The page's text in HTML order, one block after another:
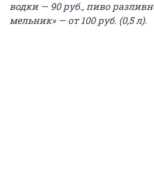
водки — 90 руб., пиво
мельник» — от 100 руб. (0,5 л).